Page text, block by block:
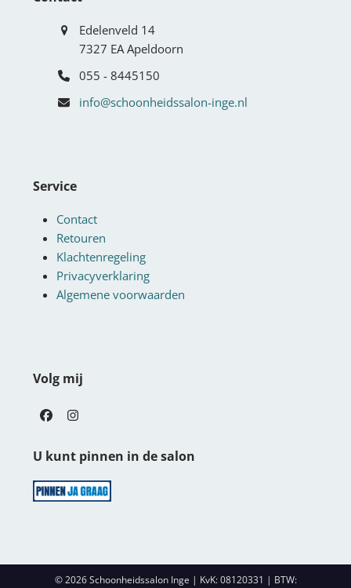
Edelenveld 14
7327 EA Apeldoorn
055 - 8445150
info@schoonheidssalon-inge.nl
Service
Contact
Retouren
Klachtenregeling
Privacyverklaring
Algemene voorwaarden
Volg mij
FacebookInstagram
U kunt pinnen in de salon
© 2026 Schoonheidssalon Inge | KvK: 08120331 | BTW: